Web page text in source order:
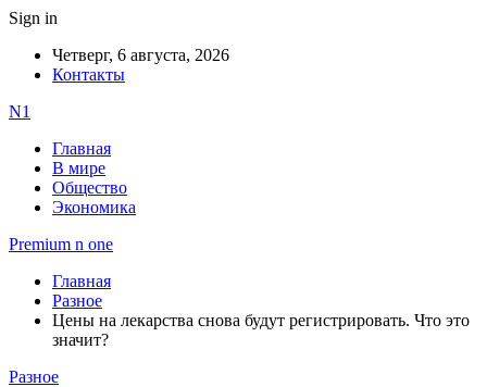
Sign in
Четверг, 6 августа, 2026
Контакты
N1
Главная
В мире
Общество
Экономика
Premium n one
Главная
Разное
Цены на лекарства снова будут регистрировать. Что это
значит?
Разное